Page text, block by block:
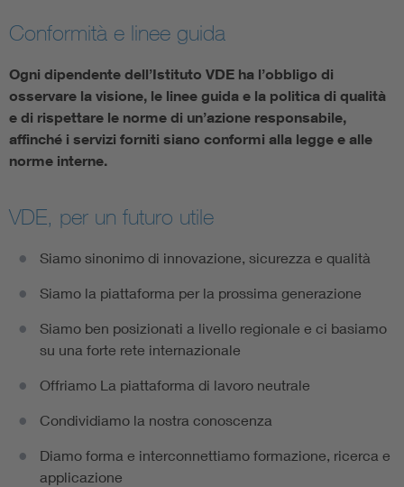
Conformità e linee guida
Ogni dipendente dell’Istituto VDE ha l’obbligo di
osservare la visione, le linee guida e la politica di qualità
e di rispettare le norme di un’azione responsabile,
affinché i servizi forniti siano conformi alla legge e alle
norme interne.
VDE, per un futuro utile
Siamo sinonimo di innovazione, sicurezza e qualità
Siamo la piattaforma per la prossima generazione
Siamo ben posizionati a livello regionale e ci basiamo
su una forte rete internazionale
Offriamo La piattaforma di lavoro neutrale
Condividiamo la nostra conoscenza
Diamo forma e interconnettiamo formazione, ricerca e
applicazione